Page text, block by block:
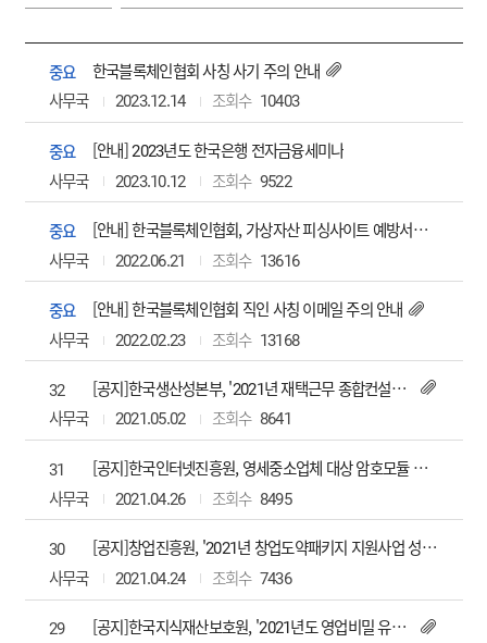
중요
한국블록체인협회 사칭 사기 주의 안내
사무국
2023.12.14 10403
중요
[안내] 2023년도 한국은행 전자금융세미나
사무국
2023.10.12 9522
중요
[안내] 한국블록체인협회, 가상자산 피싱사이트 예방서비스 개시
사무국
2022.06.21 13616
중요
[안내] 한국블록체인협회 직인 사칭 이메일 주의 안내
사무국
2022.02.23 13168
32
[공지]한국생산성본부, '2021년 재택근무 종합컨설팅 지원사업 수요기업 3차 모집 공고'
사무국
2021.05.02 8641
31
[공지]한국인터넷진흥원, 영세중소업체 대상 암호모듈 시험평가 지원
사무국
2021.04.26 8495
30
[공지]창업진흥원, '2021년 창업도약패키지 지원사업 성장촉진프로그램' 창업기업 모집
사무국
2021.04.24 7436
29
[공지]한국지식재산보호원, '2021년도 영업비밀 유출 피해기업 디지털포렌식 지원사업 시행 공고'